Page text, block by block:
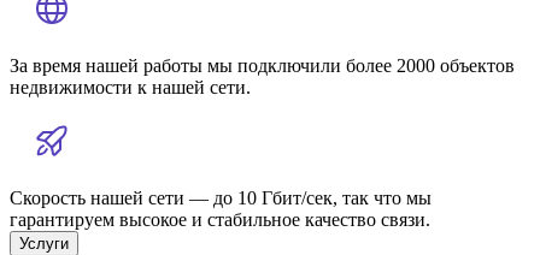
За время нашей работы мы подключили более 2000 объектов
недвижимости к нашей сети.
Скорость нашей сети — до 10 Гбит/сек, так что мы
гарантируем высокое и стабильное качество связи.
Услуги